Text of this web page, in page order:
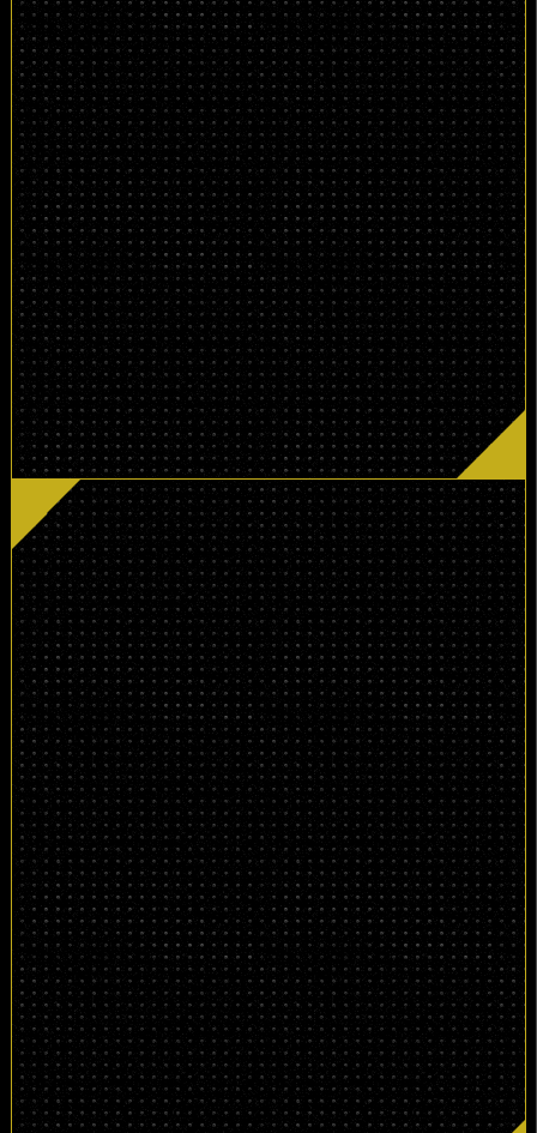
3,850 円 （税込）
（通常価格8,800円〜）
3,850 円 （税込）
（通常価格8,800円〜）